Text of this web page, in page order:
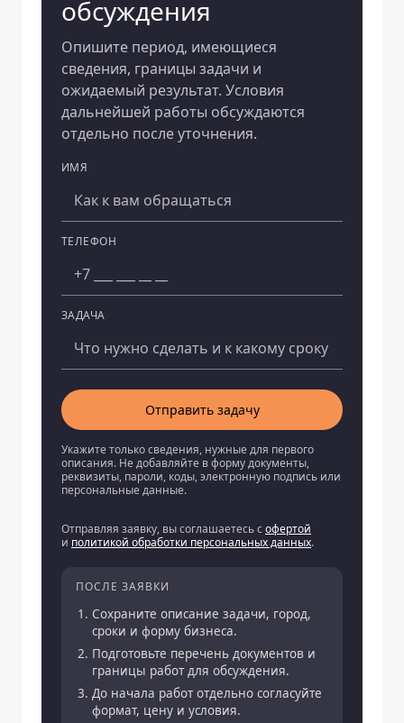
обсуждения
Опишите период, имеющиеся
сведения, границы задачи и
ожидаемый результат. Условия
дальнейшей работы обсуждаются
отдельно после уточнения.
ИМЯ
ТЕЛЕФОН
ЗАДАЧА
Компания
Отправить задачу
Укажите только сведения, нужные для первого
описания. Не добавляйте в форму документы,
реквизиты, пароли, коды, электронную подпись или
персональные данные.
Отправляя заявку, вы соглашаетесь софертой
и политикой обработки персональных данных.
ПОСЛЕ ЗАЯВКИ
Сохраните описание задачи, город,
сроки и форму бизнеса.
Подготовьте перечень документов и
границы работ для обсуждения.
До начала работ отдельно согласуйте
формат, цену и условия.